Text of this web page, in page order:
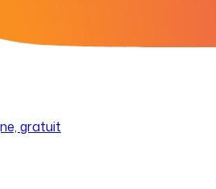
gratuit